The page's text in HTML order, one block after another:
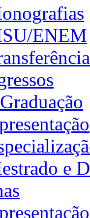
ENEM
e